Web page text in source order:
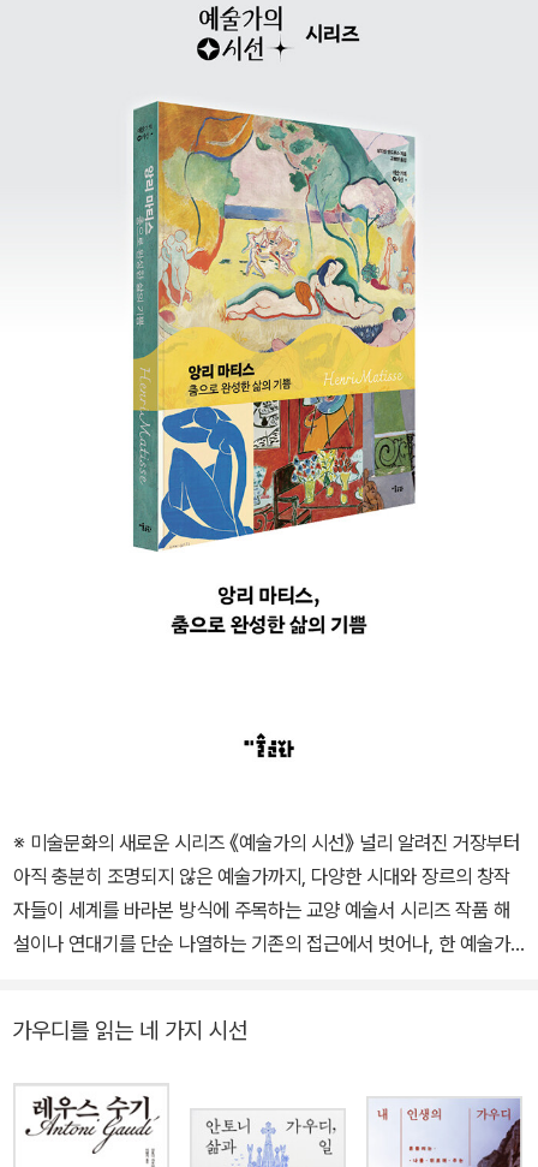
※ 미술문화의 새로운 시리즈 《예술가의 시선》 널리 알려진 거장부터
아직 충분히 조명되지 않은 예술가까지, 다양한 시대와 장르의 창작
자들이 세계를 바라본 방식에 주목하는 교양 예술서 시리즈 작품 해
설이나 연대기를 단순 나열하는 기존의 접근에서 벗어나, 한 예술가
형상화되는 과정을 따라가다 보면 그들의 세계와 작품을 더욱 입체적
으로 이해할 수 있다. 70여 점의 도판을 고급지(아르떼울트라화이
트)에 정성스럽게 인쇄하여, 작품 본연의 색감과 질감을 더욱 섬세하
게 담아냈다. 덕분에 독자들은 책을 펼치는 순간, 작품과 공간의 분위
가우디를 읽는 네 가지 시선